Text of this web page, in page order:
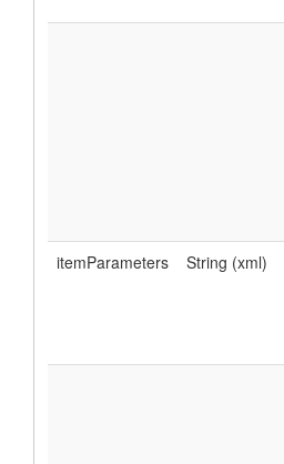
itemParameters
String (xml)